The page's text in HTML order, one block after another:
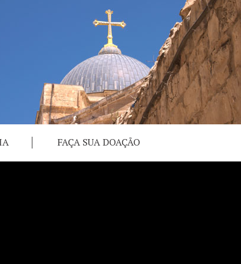
FAÇA SUA DOAÇÃO